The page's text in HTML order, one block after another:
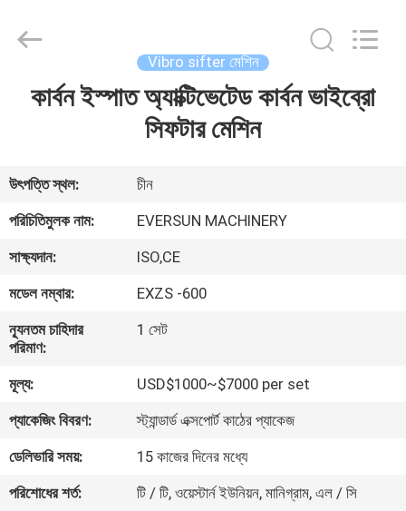
বাড়ি
VR
প্রদর্শন
আমাদের
সম্পর্কে
কারখানা
ভ্রমণ
মান
Vibro sifter মেশিন
কার্বন ইস্পাত অ্যাক্টিভেটেড কার্বন ভাইব্রো
সিফটার মেশিন
উৎপত্তি স্থল:
চীন
পরিচিতিমুলক নাম:
EVERSUN MACHINERY
সাক্ষ্যদান:
ISO,CE
মডেল নম্বার:
EXZS -600
ন্যূনতম চাহিদার
পরিমাণ:
1 সেট
মূল্য:
USD$1000~$7000 per set
প্যাকেজিং বিবরণ:
স্ট্যান্ডার্ড এক্সপোর্ট কাঠের প্যাকেজ
ডেলিভারি সময়:
15 কাজের দিনের মধ্যে
পরিশোধের শর্ত:
টি / টি, ওয়েস্টার্ন ইউনিয়ন, মানিগ্রাম, এল / সি